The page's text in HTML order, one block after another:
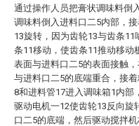
通过操作人员把膏状调味料倒
调味料倒入进料口二5内部，
13旋转，因为齿轮13与齿条
条11移动，使齿条11推动移动
表面与进料口二5的表面接触
与进料口二5的底端重合，接
8和进料管17进入调味箱1内部
驱动电机一12使齿轮13反向旋
口二5的底端，然后驱动搅拌